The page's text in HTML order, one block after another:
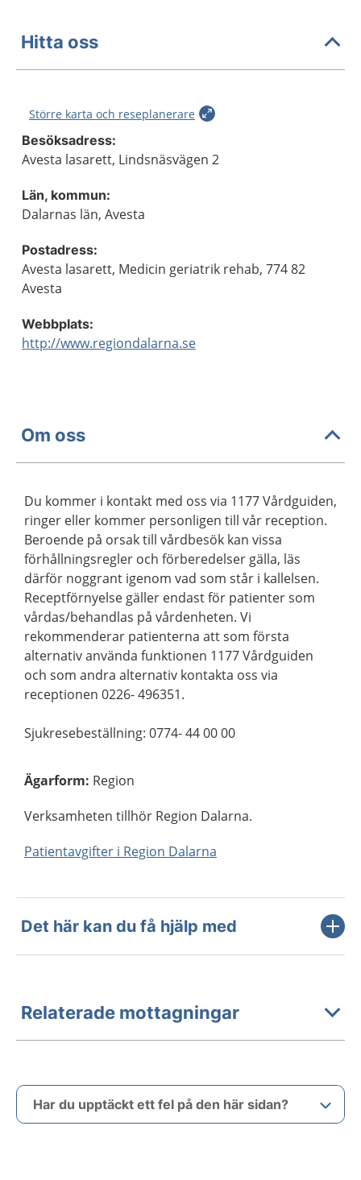
Hitta oss
Större karta och reseplanerare
Besöksadress:
Avesta lasarett, Lindsnäsvägen 2
Län, kommun:
Dalarnas län, Avesta
Postadress:
Avesta lasarett, Medicin geriatrik rehab, 774 82
Avesta
Webbplats:
http://www.regiondalarna.se
Om oss
Du kommer i kontakt med oss via 1177 Vårdguiden,
ringer eller kommer personligen till vår reception.
Beroende på orsak till vårdbesök kan vissa
förhållningsregler och förberedelser gälla, läs
därför noggrant igenom vad som står i kallelsen.
Receptförnyelse gäller endast för patienter som
vårdas/behandlas på vårdenheten. Vi
rekommenderar patienterna att som första
alternativ använda funktionen 1177 Vårdguiden
och som andra alternativ kontakta oss via
receptionen 0226- 496351.
Sjukresebeställning: 0774- 44 00 00
Ägarform: Region
Verksamheten tillhör Region Dalarna.
Patientavgifter i Region Dalarna
Det här kan du få hjälp med
Relaterade mottagningar
Har du upptäckt ett fel på den här sidan?